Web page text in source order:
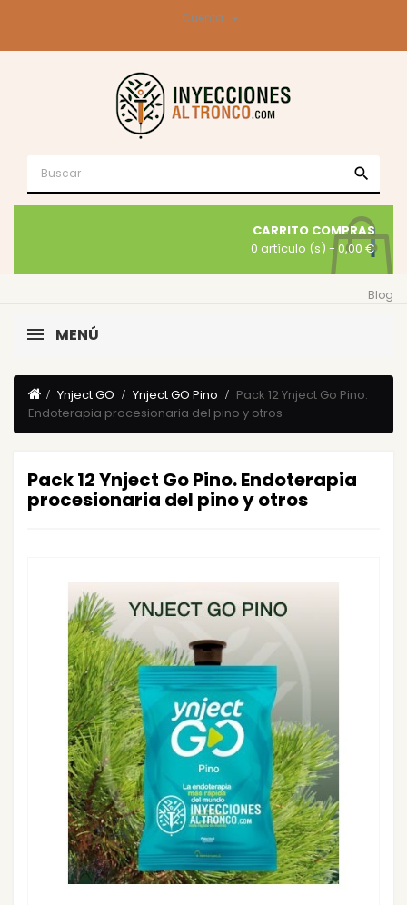
Cuenta 
search
CARRITO COMPRAS
0 artículo (s) - 0,00 €
Blog
MENÚ
Ynject GO Ynject GO Pino
Pack 12 Ynject Go Pino.
Endoterapia procesionaria del pino y otros
Pack 12 Ynject Go Pino. Endoterapia
procesionaria del pino y otros